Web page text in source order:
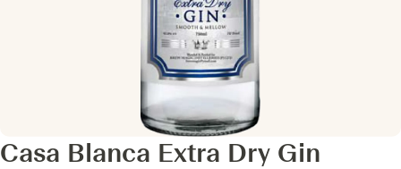
Casa Blanca Extra Dry Gin